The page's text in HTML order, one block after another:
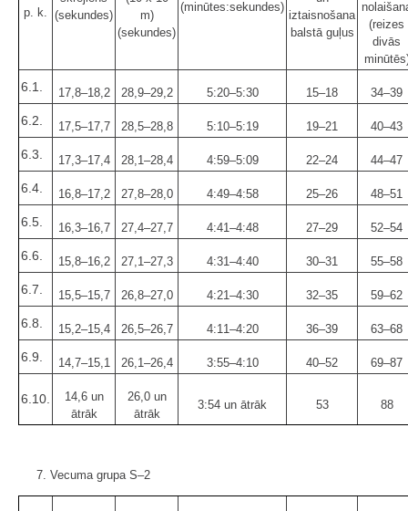
p. k. (sekundes)
m)
(sekundes)
(minūtes:sekundes)
iztaisnošana
balstā guļus
(reizes
divās
6.1. 17,8–18,2 28,9–29,2 5:20–5:30 15–18 34–39
6.2. 17,5–17,7 28,5–28,8 5:10–5:19 19–21 40–43
6.3. 17,3–17,4 28,1–28,4 4:59–5:09 22–24 44–47
6.4. 16,8–17,2 27,8–28,0 4:49–4:58 25–26 48–51
6.5. 16,3–16,7 27,4–27,7 4:41–4:48 27–29 52–54
6.6. 15,8–16,2 27,1–27,3 4:31–4:40 30–31 55–58
6.7. 15,5–15,7 26,8–27,0 4:21–4:30 32–35 59–62
6.8. 15,2–15,4 26,5–26,7 4:11–4:20 36–39 63–68
6.9. 14,7–15,1 26,1–26,4 3:55–4:10 40–52 69–87
6.10.
14,6 un
ātrāk
26,0 un
ātrāk
3:54 un ātrāk 53 88
7. Vecuma grupa S–2